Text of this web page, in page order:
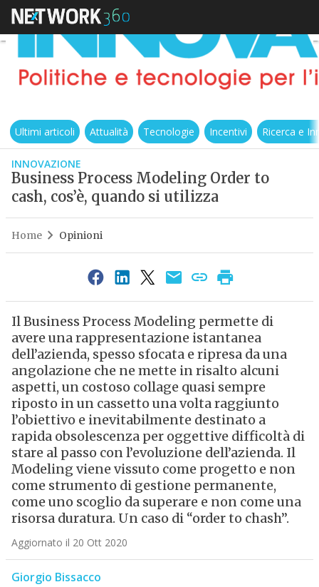
Ultimi articoli Attualità Tecnologie Incentivi Ricerca e
INNOVAZIONE
Business Process Modeling Order to
cash, cos’è, quando si utilizza
Home Opinioni
Il Business Process Modeling permette di
avere una rappresentazione istantanea
dell’azienda, spesso sfocata e ripresa da una
angolazione che ne mette in risalto alcuni
aspetti, un costoso collage quasi sempre
riposto in un cassetto una volta raggiunto
l’obiettivo e inevitabilmente destinato a
rapida obsolescenza per oggettive difficoltà di
stare al passo con l’evoluzione dell’azienda. Il
Modeling viene vissuto come progetto e non
come strumento di gestione permanente,
come uno scoglio da superare e non come una
risorsa duratura. Un caso di “order to chash”.
Aggiornato il 20 Ott 2020
Giorgio Bissacco